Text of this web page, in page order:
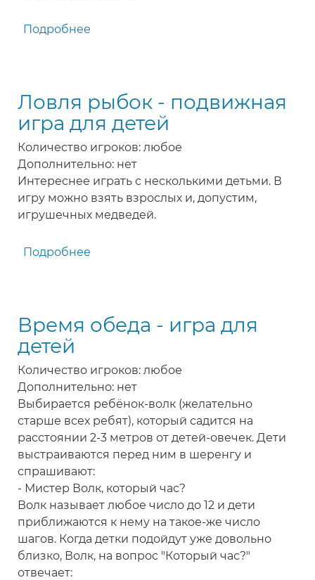
Подробнее
для
детей
Ловля рыбок - подвижная
игра для детей
Количество игроков: любое
Дополнительно: нет
Интереснее играть с несколькими детьми. В
игру можно взять взрослых и, допустим,
игрушечных медведей.
Подробнее
подвижная
игра
детей
Время обеда - игра для
детей
Количество игроков: любое
Дополнительно: нет
Выбирается ребёнок-волк (желательно
старше всех ребят), который садится на
расстоянии 2-3 метров от детей-овечек. Дети
выстраиваются перед ним в шеренгу и
спрашивают:
- Мистер Волк, который час?
Волк называет любое число до 12 и дети
приближаются к нему на такое-же число
шагов. Когда детки подойдут уже довольно
близко, Волк, на вопрос "Который час?"
отвечает: